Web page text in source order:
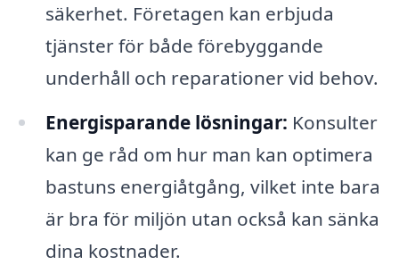
säkerhet. Företagen kan erbjuda
tjänster för både förebyggande
underhåll och reparationer vid behov.
Energisparande lösningar: Konsulter
kan ge råd om hur man kan optimera
bastuns energiåtgång, vilket inte bara
är bra för miljön utan också kan sänka
dina kostnader.